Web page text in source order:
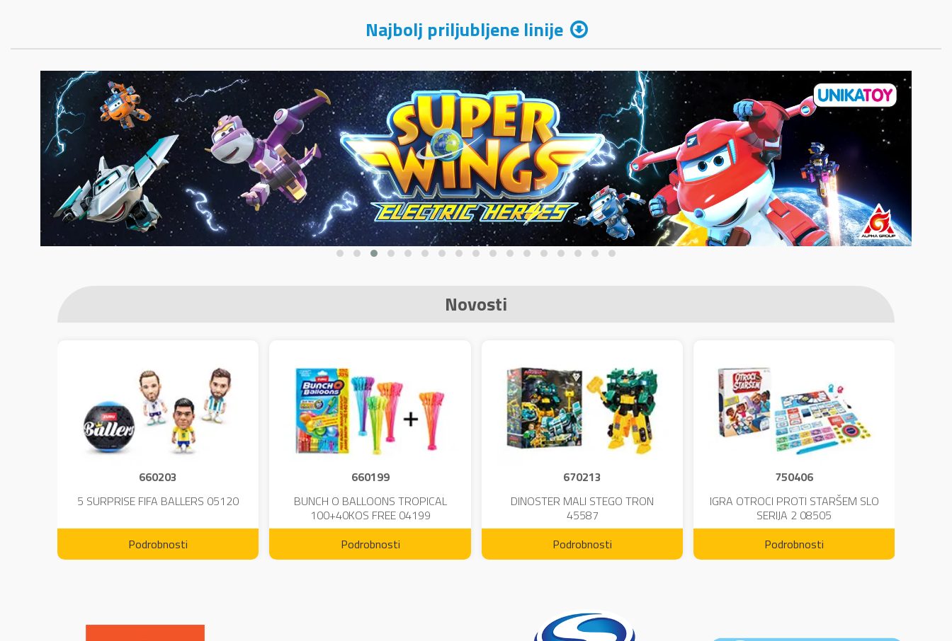
Najbolj priljubljene linije
Novosti
660203
5 SURPRISE FIFA BALLERS 05120
Podrobnosti
660199
BUNCH O BALLOONS TROPICAL
100+40KOS FREE 04199
Podrobnosti
670213
DINOSTER MALI STEGO TRON
45587
Podrobnosti
750406
IGRA OTROCI PROTI STARŠEM SLO
SERIJA 2 08505
Podrobnosti